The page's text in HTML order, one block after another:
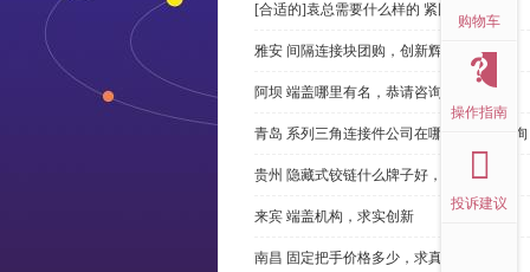
[合适的]袁总需要什么样的 紧固件？
雅安 间隔连接块团购，创新辉煌
阿坝 端盖哪里有名，恭请咨询
青岛 系列三角连接件公司在哪里，免费咨询
贵州 隐藏式铰链什么牌子好，恭请来电
来宾 端盖机构，求实创新
南昌 固定把手价格多少，求真务实
购物车
操作指南
投诉建议